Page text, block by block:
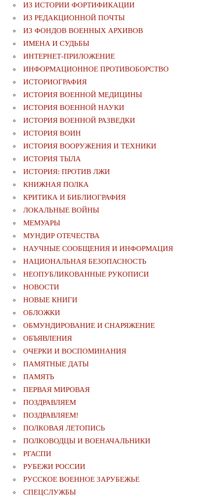
ИЗ ИСТОРИИ ФОРТИФИКАЦИИ
ИЗ РЕДАКЦИОННОЙ ПОЧТЫ
ИЗ ФОНДОВ ВОЕННЫХ АРХИВОВ
ИМЕНА И СУДЬБЫ
ИНТЕРНЕТ-ПРИЛОЖЕНИЕ
ИНФОРМАЦИОННОЕ ПРОТИВОБОРСТВО
ИСТОРИОГРАФИЯ
ИСТОРИЯ ВОЕННОЙ МЕДИЦИНЫ
ИСТОРИЯ ВОЕННОЙ НАУКИ
ИСТОРИЯ ВОЕННОЙ РАЗВЕДКИ
ИСТОРИЯ ВОИН
ИСТОРИЯ ВООРУЖЕНИЯ И ТЕХНИКИ
ИСТОРИЯ ТЫЛА
ИСТОРИЯ: ПРОТИВ ЛЖИ
КНИЖНАЯ ПОЛКА
КРИТИКА И БИБЛИОГРАФИЯ
ЛОКАЛЬНЫЕ ВОЙНЫ
МЕМУАРЫ
МУНДИР ОТЕЧЕСТВА
НАУЧНЫЕ СООБЩЕНИЯ И ИНФОРМАЦИЯ
НАЦИОНАЛЬНАЯ БЕЗОПАСНОСТЬ
НЕОПУБЛИКОВАННЫЕ РУКОПИСИ
НОВОСТИ
НОВЫЕ КНИГИ
ОБЛОЖКИ
ОБМУНДИРОВАНИЕ И СНАРЯЖЕНИЕ
ОБЪЯВЛЕНИЯ
ОЧЕРКИ И ВОСПОМИНАНИЯ
ПАМЯТНЫЕ ДАТЫ
ПАМЯТЬ
ПЕРВАЯ МИРОВАЯ
ПОЗДРАВЛЯЕМ
ПОЗДРАВЛЯЕМ!
ПОЛКОВАЯ ЛЕТОПИСЬ
ПОЛКОВОДЦЫ И ВОЕНАЧАЛЬНИКИ
РГАСПИ
РУБЕЖИ РОССИИ
РУССКОЕ ВОЕННОЕ ЗАРУБЕЖЬЕ
СПЕЦСЛУЖБЫ